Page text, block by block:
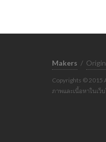
Makers /
Copyrights © 2015
ภาพและเนื้อหาในเ